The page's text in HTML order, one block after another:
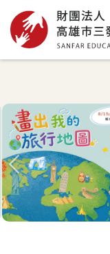
高雄市三